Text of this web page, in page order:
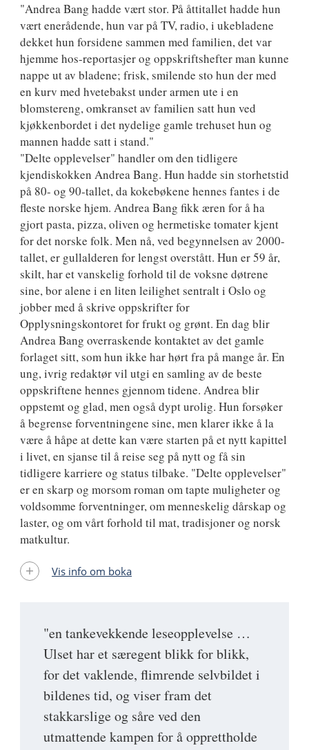
"en tankevekkende leseopplevelse …
Ulset har et særegent blikk for blikk,
for det vaklende, flimrende selvbildet i
bildenes tid, og viser fram det
stakkarslige og såre ved den
utmattende kampen for å opprettholde
"Andrea Bang hadde vært stor. På åttitallet hadde hun
vært enerådende, hun var på TV, radio, i ukebladene
dekket hun forsidene sammen med familien, det var
hjemme hos-reportasjer og oppskriftshefter man kunne
nappe ut av bladene; frisk, smilende sto hun der med
en kurv med hvetebakst under armen ute i en
blomstereng, omkranset av familien satt hun ved
kjøkkenbordet i det nydelige gamle trehuset hun og
mannen hadde satt i stand."
"Delte opplevelser" handler om den tidligere
kjendiskokken Andrea Bang. Hun hadde sin storhetstid
på 80- og 90-tallet, da kokebøkene hennes fantes i de
fleste norske hjem. Andrea Bang fikk æren for å ha
gjort pasta, pizza, oliven og hermetiske tomater kjent
for det norske folk. Men nå, ved begynnelsen av 2000-
tallet, er gullalderen for lengst overstått. Hun er 59 år,
skilt, har et vanskelig forhold til de voksne døtrene
sine, bor alene i en liten leilighet sentralt i Oslo og
jobber med å skrive oppskrifter for
Opplysningskontoret for frukt og grønt. En dag blir
Andrea Bang overraskende kontaktet av det gamle
forlaget sitt, som hun ikke har hørt fra på mange år. En
ung, ivrig redaktør vil utgi en samling av de beste
oppskriftene hennes gjennom tidene. Andrea blir
oppstemt og glad, men også dypt urolig. Hun forsøker
å begrense forventningene sine, men klarer ikke å la
være å håpe at dette kan være starten på et nytt kapittel
i livet, en sjanse til å reise seg på nytt og få sin
tidligere karriere og status tilbake. "Delte opplevelser"
er en skarp og morsom roman om tapte muligheter og
voldsomme forventninger, om menneskelig dårskap og
laster, og om vårt forhold til mat, tradisjoner og norsk
matkultur.
Vis info om boka